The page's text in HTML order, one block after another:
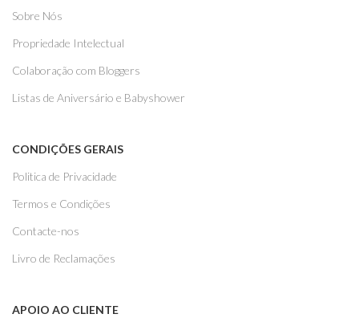
Sobre Nós
Propriedade Intelectual
Colaboração com Bloggers
Listas de Aniversário e Babyshower
CONDIÇÕES GERAIS
Politica de Privacidade
Termos e Condições
Contacte-nos
Livro de Reclamações
APOIO AO CLIENTE